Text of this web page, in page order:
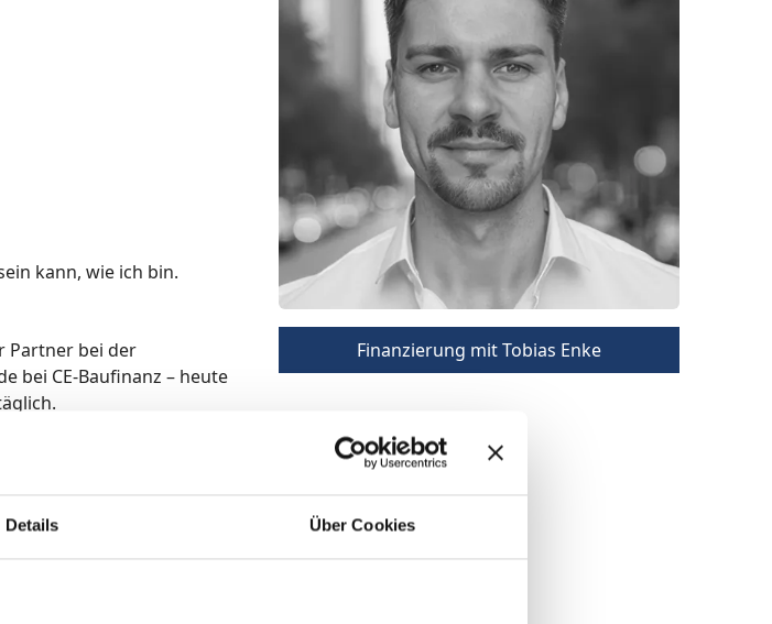
Details Über Cookies
Finanzierung mit Tobias Enke
kann, wie ich bin.
Partner bei der
bei CE-Baufinanz – heute